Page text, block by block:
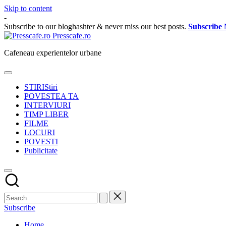
Skip to content
-
Subscribe to our bloghashter & never miss our best posts. Subscribe
Presscafe.ro
Cafeneau experientelor urbane
STIRIStiri
POVESTEA TA
INTERVIURI
TIMP LIBER
FILME
LOCURI
POVESTI
Publicitate
Subscribe